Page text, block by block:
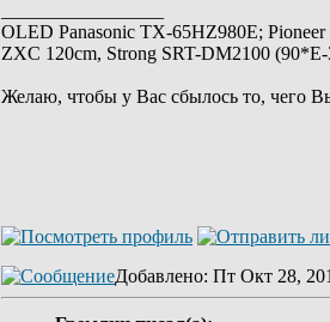
OLED Panasonic TX-65HZ980E;
ZXC 120cm, Strong SRT-DM2100
Желаю, чтобы у Вас сбылось то, чего
Добавлено: Пт Окт 28,